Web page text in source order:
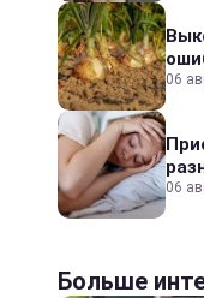
06
06
Больше